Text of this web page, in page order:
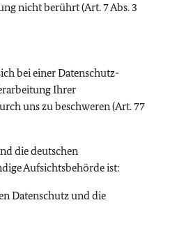
nicht berührt (Art. 7 Abs. 3
bei einer Datenschutz-
Ihrer
uns zu beschweren (Art. 77
die deutschen
Aufsichtsbehörde ist:
Datenschutz und die